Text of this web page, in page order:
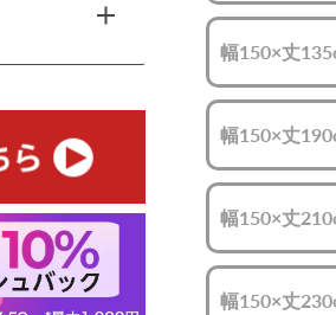
3
3
1
幅150×丈
幅150×丈
幅150×丈
幅150×丈